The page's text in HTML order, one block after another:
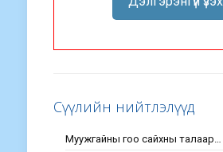
Сүүлийн нийтлэлүүд
Муужгайны гоо сайхны талаар…